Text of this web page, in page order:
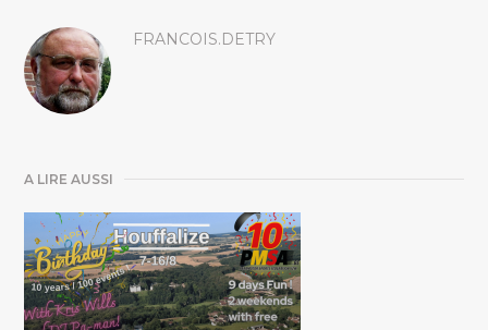
FRANCOIS.DETRY
A LIRE AUSSI